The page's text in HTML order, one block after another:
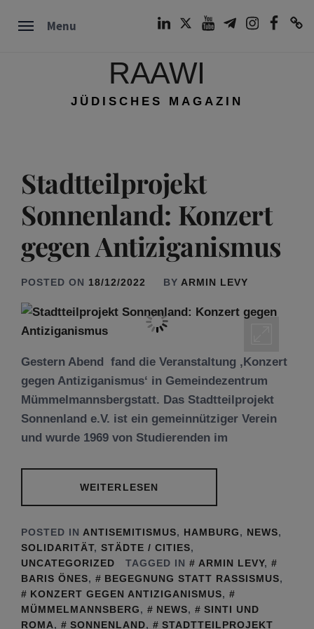
Menu
RAAWI
JÜDISCHES MAGAZIN
Stadtteilprojekt
Sonnenland: Konzert
gegen Antiziganismus
POSTED ON 18/12/2022 BY ARMIN LEVY
Gestern Abend fand die Veranstaltung ‚Konzert
gegen Antiziganismus‘ in Gemeindezentrum
Mümmelmannsbergstatt. Das Stadtteilprojekt
Sonnenland e.V. ist ein gemeinnütziger Verein
und wurde 1969 von Studierenden im
WEITERLESEN
POSTED IN ANTISEMITISMUS, HAMBURG, NEWS,
SOLIDARITÄT, STÄDTE / CITIES,
UNCATEGORIZED
TAGGED IN ARMIN LEVY,
BARIS ÖNES, BEGEGNUNG STATT RASSISMUS,
KONZERT GEGEN ANTIZIGANISMUS,
MÜMMELMANNSBERG, NEWS,
SINTI UND
ROMA, SONNENLAND,
STADTTEILPROJEKT